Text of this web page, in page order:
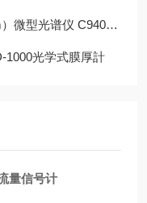
型光谱仪 C9404CAH
1000光学式膜厚計
量信号计